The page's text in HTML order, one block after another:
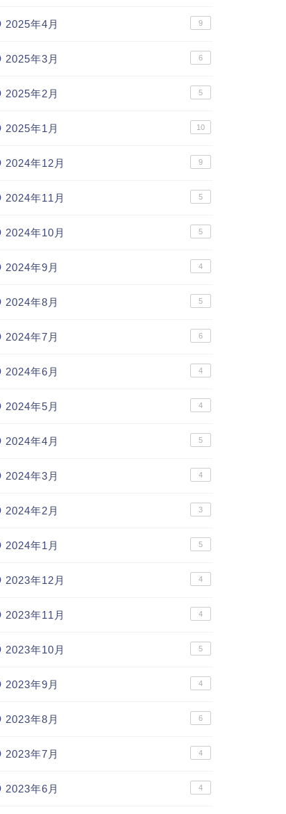
2025年4月 9
2025年3月 6
2025年2月 5
2025年1月 10
2024年12月 9
2024年11月 5
2024年10月 5
2024年9月 4
2024年8月 5
2024年7月 6
2024年6月 4
2024年5月 4
2024年4月 5
2024年3月 4
2024年2月 3
2024年1月 5
2023年12月 4
2023年11月 4
2023年10月 5
2023年9月 4
2023年8月 6
2023年7月 4
2023年6月 4